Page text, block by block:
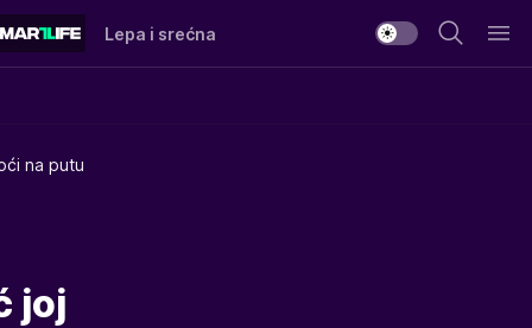
Lepa i srećna
na putu
joj